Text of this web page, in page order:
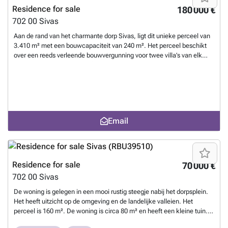
aanwezige bouwvergunning van 40 m², wat mogelijkheden biedt voor
uitbreiding of een extra buitenruimte. Een unieke kans voor wie op
zoek is naar een authentieke woning, een vakantiehuis of een
investering op een toplocatie in Zuid-Kreta.Want to know more?
180 000 €
Residence for sale
702 00 Sivas
Aan de rand van het charmante dorp Sivas, ligt dit unieke perceel van
3.410 m² met een bouwcapaciteit van 240 m². Het perceel beschikt
over een reeds verleende bouwvergunning voor twee villa’s van elk
en bevindt het zich op slechts enkele minuten van het traditionele
dorpsleven van Sivas. Water- en elektriciteitsaansluitingen zijn al
aanwezig aan de perceelsgrens, waardoor direct met de bouw gestart
kan worden. De locatie combineert de authentieke Kretenzische sfeer
met de nabijheid van populaire stranden, archeologische
bezienswaardigheden en toeristische trekpleisters. Een uitstekende
investeringskans in een van de meest veelbelovende regio’s van Zuid-
Kreta!Want to know more?
Email
70 000 €
Residence for sale
702 00 Sivas
De woning is gelegen in een mooi rustig steegje nabij het dorpsplein.
Het heeft uitzicht op de omgeving en de landelijke valleien. Het
perceel is 160 m². De woning is circa 80 m² en heeft een kleine tuin.